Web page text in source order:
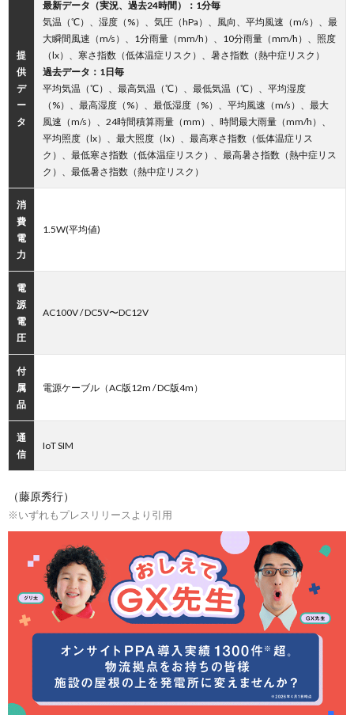
提
供
デ
ー
タ
最新データ（実況、過去24時間）：1分毎
気温（℃）、湿度（%）、気圧（hPa）、風向、平均風速（m/s）、最
大瞬間風速（m/s）、1分雨量（mm/h）、10分雨量（mm/h）、照度
（lx）、寒さ指数（低体温症リスク）、暑さ指数（熱中症リスク）
過去データ：1日毎
平均気温（℃）、最高気温（℃）、最低気温（℃）、平均湿度
（%）、最高湿度（%）、最低湿度（%）、平均風速（m/s）、最大
風速（m/s）、24時間積算雨量（mm）、時間最大雨量（mm/h）、
平均照度（lx）、最大照度（lx）、最高寒さ指数（低体温症リス
ク）、最低寒さ指数（低体温症リスク）、最高暑さ指数（熱中症リス
ク）、最低暑さ指数（熱中症リスク）
消
費
電
力
1.5W(平均値)
電
源
電
圧
AC100V / DC5V〜DC12V
付
属
品
電源ケーブル（AC版12m / DC版4m）
通
信
IoT SIM
（藤原秀行）
※いずれもプレスリリースより引用